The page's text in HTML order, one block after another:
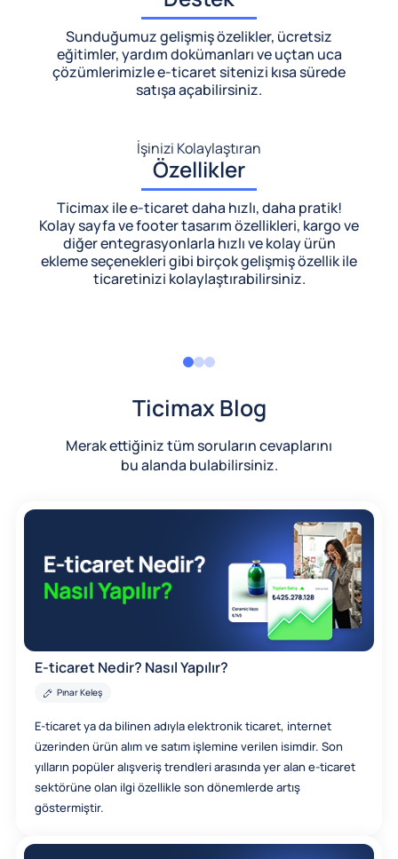
Sunduğumuz gelişmiş özelikler, ücretsiz
eğitimler, yardım dokümanları ve uçtan uca
çözümlerimizlee-ticaret sitenizi kısa sürede
satışa açabilirsiniz.
İşinizi Kolaylaştıran
Özellikler
Ticimax ile e-ticaret daha hızlı, daha pratik!
Kolay sayfa ve footer tasarım özellikleri, kargo ve
diğer entegrasyonlarla hızlı ve kolay ürün
ekleme seçenekleri gibi birçok gelişmiş özellik ile
ticaretinizi kolaylaştırabilirsiniz.
Ticimax Blog
Merak ettiğiniz tüm soruların cevaplarını
bu alanda bulabilirsiniz.
E-ticaret Nedir? Nasıl Yapılır?
Pınar Keleş
E-ticaret ya da bilinen adıyla elektronik ticaret, internet
üzerinden ürün alım ve satım işlemine verilen isimdir. Son
yılların popüler alışveriş trendleri arasında yer alan e-ticaret
sektörüne olan ilgi özellikle son dönemlerde artış
göstermiştir.